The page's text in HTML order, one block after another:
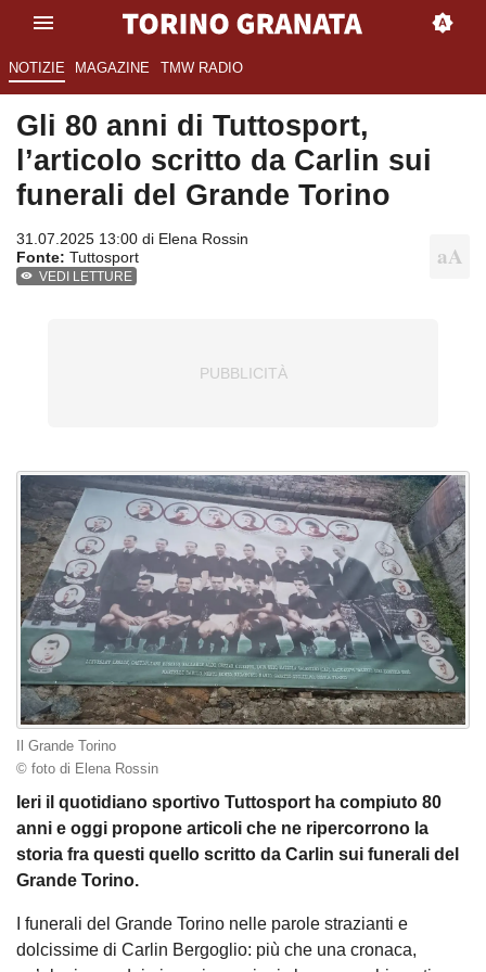
NOTIZIE MAGAZINE TMW RADIO
Gli 80 anni di Tuttosport,
l’articolo scritto da Carlin sui
funerali del Grande Torino
31.07.2025 13:00 di Elena Rossin
Fonte: Tuttosport
VEDI LETTURE
Il Grande Torino
© foto di Elena Rossin
Ieri il quotidiano sportivo Tuttosport ha compiuto 80
anni e oggi propone articoli che ne ripercorrono la
storia fra questi quello scritto da Carlin sui funerali del
Grande Torino.
I funerali del Grande Torino nelle parole strazianti e
dolcissime di Carlin Bergoglio: più che una cronaca,